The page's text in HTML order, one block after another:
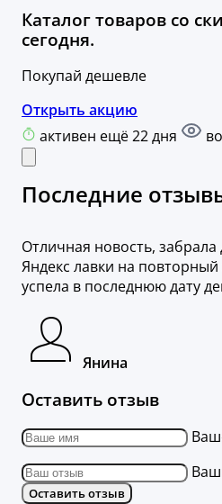
Каталог товаров со
сегодня.
Покупай дешевле
Открыть акцию
активен ещё 22 дня
Последние
Отличная новость,
Яндекс лавки на повторный
успела в последнюю дату
Янина
Оставить отзыв
Оставить отзыв